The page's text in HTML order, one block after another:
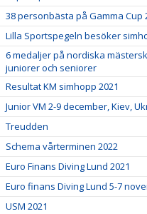
38 personbästa på Gamma Cup
Lilla Sportspegeln besöker
6 medaljer på nordiska
juniorer och seniorer
Resultat KM simhopp 2021
Junior VM 2-9 december, Kiev,
Treudden
Schema vårterminen 2022
Euro Finans Diving Lund 2021
Euro finans Diving Lund 5-7
USM 2021